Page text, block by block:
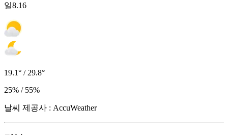
일8.16
19.1° / 29.8°
25% / 55%
날씨 제공사 : AccuWeather